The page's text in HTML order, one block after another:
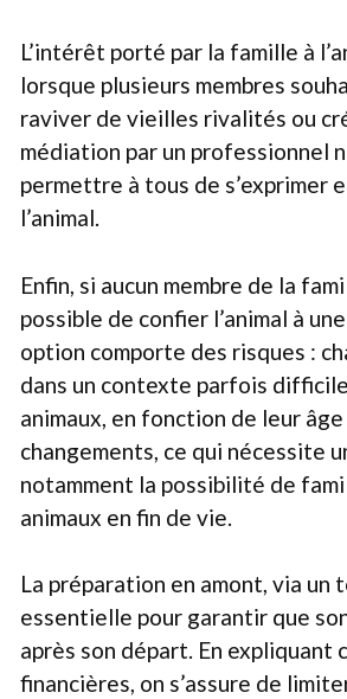
L’intérêt porté par la famille à
lorsque plusieurs membres
raviver de vieilles rivalités ou
médiation par un professionnel
permettre à tous de s’exprimer
l’animal.
Enfin, si aucun membre de la
possible de confier l’animal à
option comporte des risques :
dans un contexte parfois
animaux, en fonction de leur
changements, ce qui nécessite
notamment la possibilité de
animaux en fin de vie.
La préparation en amont, via
essentielle pour garantir que
après son départ. En
financières, on s’assure de